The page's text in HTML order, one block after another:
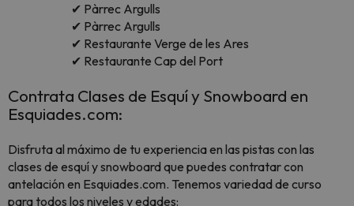
✔ Pàrrec Argulls
✔ Pàrrec Argulls
✔ Restaurante Verge de les Ares
✔ Restaurante Cap del Port
Contrata Clases de Esquí y Snowboard en
Esquiades.com:
Disfruta al máximo de tu experiencia en las pistas con las
clases de esquí y snowboard que puedes contratar con
antelación en Esquiades.com. Tenemos variedad de curso
para todos los niveles y edades: